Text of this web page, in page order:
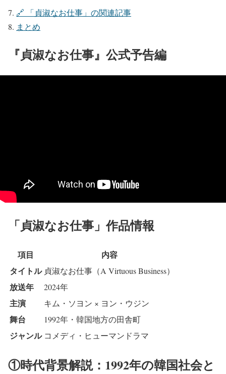
🔗 「貞淑なお仕事」の関連記事
まとめ
『貞淑なお仕事』公式予告編
「貞淑なお仕事」作品情報
項目
内容
タイトル 貞淑なお仕事（A Virtuous Business）
放送年 2024年
主演 キム・ソヨン × ヨン・ウジン
舞台 1992年・韓国地方の田舎町
ジャンル コメディ・ヒューマンドラマ
①時代背景解説：1992年の韓国社会と